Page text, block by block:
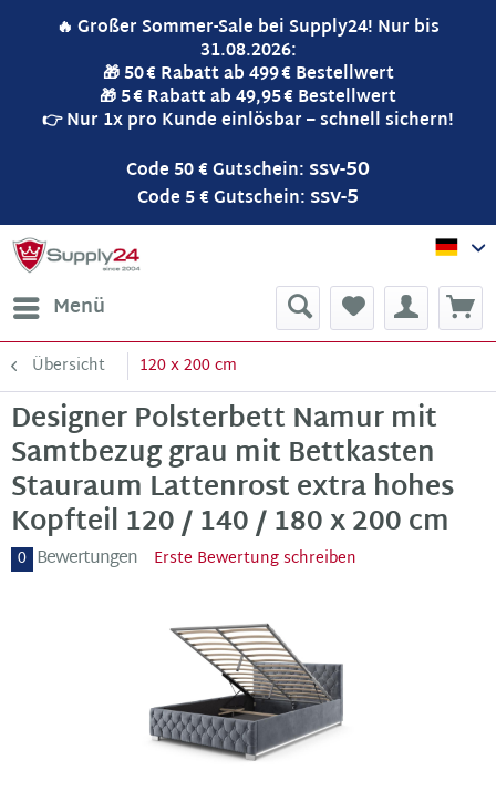
🔥 Großer Sommer-Sale bei Supply24! Nur bis
31.08.2026:
🎁 50 € Rabatt ab 499 € Bestellwert
🎁 5 € Rabatt ab 49,95 € Bestellwert
👉 Nur 1x pro Kunde einlösbar – schnell sichern!
Code 50 € Gutschein: ssv-50
Code 5 € Gutschein: ssv-5
Menü
Übersicht 120 x 200 cm
Designer Polsterbett Namur mit
Samtbezug grau mit Bettkasten
Stauraum Lattenrost extra hohes
Kopfteil 120 / 140 / 180 x 200 cm
0 Bewertungen Erste Bewertung schreiben